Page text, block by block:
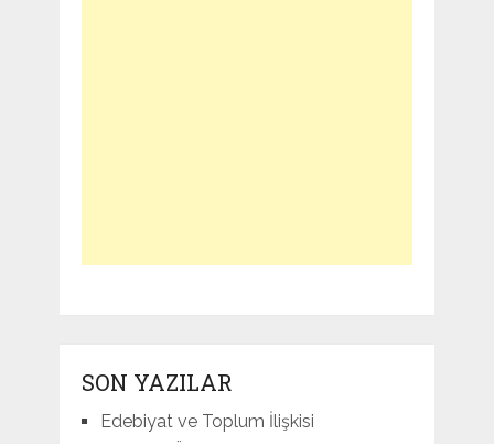
SON YAZILAR
Edebiyat ve Toplum İlişkisi